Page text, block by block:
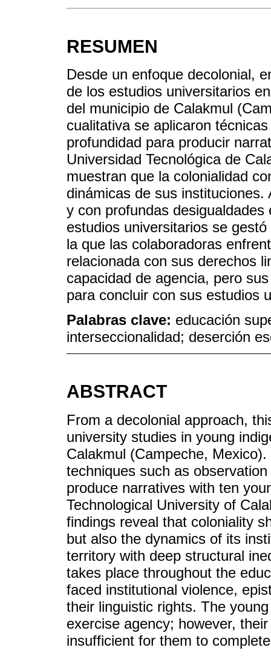
RESUMEN
Desde un enfoque decolonial,
de los estudios universitarios
del municipio de Calakmul
cualitativa se aplicaron
profundidad para producir
Universidad Tecnológica de
muestran que la colonialidad
dinámicas de sus
y con profundas
estudios universitarios se
la que las colaboradoras
relacionada con sus derechos
capacidad de agencia, pero
para concluir con sus estudios
Palabras clave: educación
interseccionalidad; deserción
ABSTRACT
From a decolonial approach,
university studies in young
Calakmul (Campeche,
techniques such as
produce narratives with ten
Technological University of
findings reveal that coloniality
but also the dynamics of its
territory with deep structural
takes place throughout the
faced institutional violence,
their linguistic rights. The
exercise agency; however,
insufficient for them to